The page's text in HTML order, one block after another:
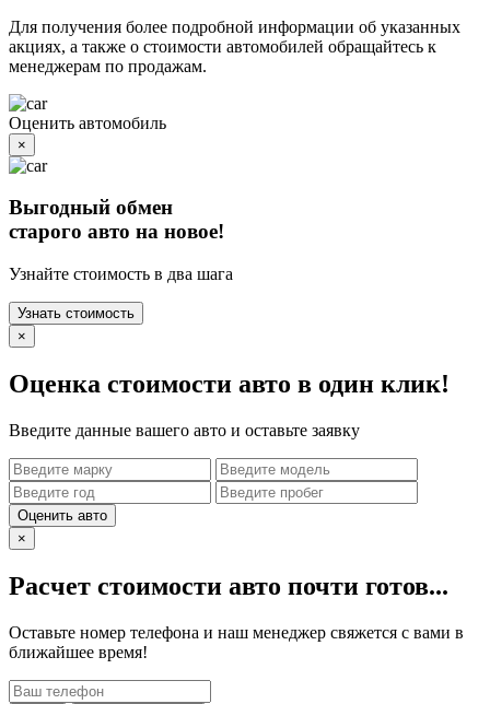
Для получения более подробной информации об указанных
акциях, а также о стоимости автомобилей обращайтесь к
менеджерам по продажам.
Оценить автомобиль
×
Выгодный обмен
старого авто на новое!
Узнайте стоимость в два шага
Узнать стоимость
×
Оценка стоимости авто в один клик!
Введите данные вашего авто и оставьте заявку
Оценить авто
×
Расчет стоимости авто почти готов...
Оставьте номер телефона и наш менеджер свяжется с вами в
ближайшее время!